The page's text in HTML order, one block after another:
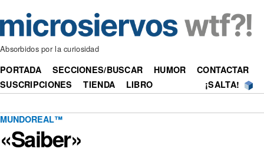
Absorbidos por la curiosidad
PORTADA SECCIONES/BUSCAR HUMOR
CONTACTAR
SUSCRIPCIONES
TIENDA LIBRO ¡SALTA!
MUNDOREAL™
«Saiber»